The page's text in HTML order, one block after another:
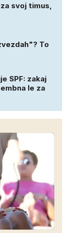
svoj timus,
To
SPF: zakaj
le za